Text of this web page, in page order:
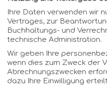
Ihre Daten verwenden wir
Vertrages, zur
Buchhaltungs- und
technische Administration.
Wir geben Ihre
wenn dies zum Zweck der
Abrechnungszwecken
dazu Ihre Einwilligung